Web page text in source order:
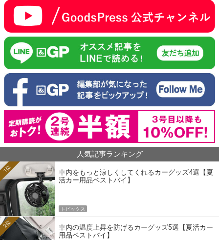
人気記事ランキング
車内をもっと涼しくしてくれるカーグッズ4選【夏
活カー用品ベストバイ】
1位
トピックス
車内の温度上昇を防げるカーグッズ5選【夏活カー
用品ベストバイ】
2位